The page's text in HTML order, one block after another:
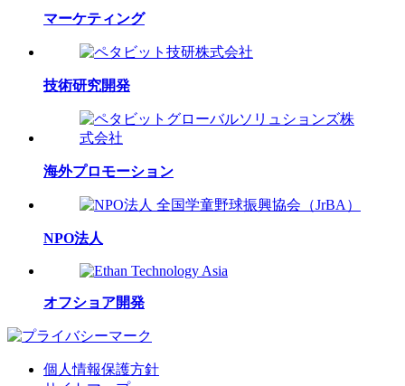
マーケティング
技術研究開発
海外プロモーション
NPO法人
オフショア開発
個人情報保護方針